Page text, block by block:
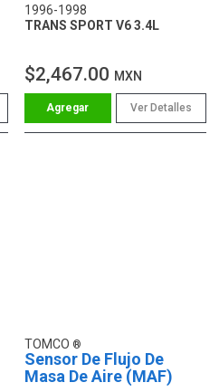
1996-1998
TRANS SPORT V6 3.4L
$2,467.00 MXN
Ver Detalles
TOMCO
Sensor De Flujo De
Masa De Aire (MAF)